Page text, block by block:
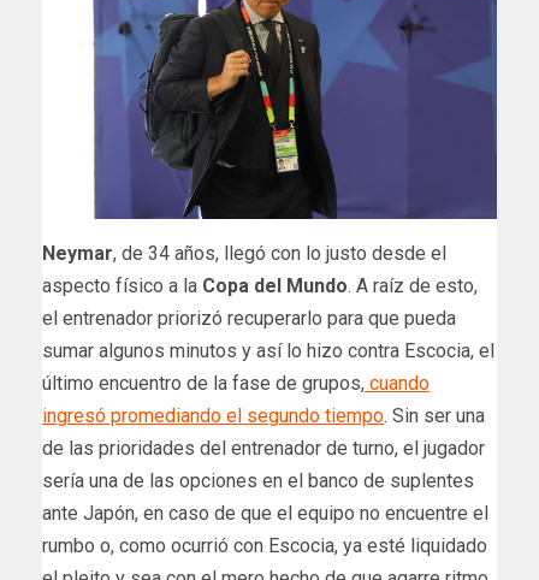
Neymar, de 34 años, llegó con lo justo desde el
aspecto físico a la Copa del Mundo. A raíz de esto,
el entrenador priorizó recuperarlo para que pueda
sumar algunos minutos y así lo hizo contra Escocia, el
último encuentro de la fase de grupos, cuando
ingresó promediando el segundo tiempo. Sin ser una
de las prioridades del entrenador de turno, el jugador
sería una de las opciones en el banco de suplentes
ante Japón, en caso de que el equipo no encuentre el
rumbo o, como ocurrió con Escocia, ya esté liquidado